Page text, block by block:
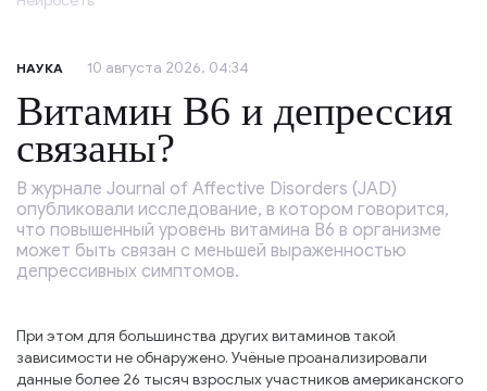
НАУКА 10 августа 2026, 04:34
Витамин B6 и депрессия
связаны?
В журнале Journal of Affective Disorders (JAD)
опубликовали исследование, в котором говорится,
что повышенный уровень витамина B6 в организме
может быть связан с меньшей выраженностью
депрессивных симптомов.
При этом для большинства других витаминов такой
зависимости не обнаружено. Учёные проанализировали
данные более 26 тысяч взрослых участников американского